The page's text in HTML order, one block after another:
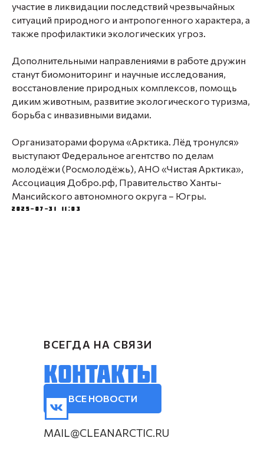
участие в ликвидации последствий чрезвычайных
ситуаций природного и антропогенного характера, а
также профилактики экологических угроз.
Дополнительными направлениями в работе дружин
станут биомониторинг и научные исследования,
восстановление природных комплексов, помощь
диким животным, развитие экологического туризма,
борьба с инвазивными видами.
Организаторами форума «Арктика. Лёд тронулся»
выступают Федеральное агентство по делам
молодёжи (Росмолодёжь), АНО «Чистая Арктика»,
Ассоциация Добро.рф, Правительство Ханты-
Мансийского автономного округа – Югры.
2025-07-31 11:03
ВСЕ НОВОСТИ
КОНТАКТЫ
ВСЕГДА НА СВЯЗИ
MAIL@CLEANARCTIC.RU